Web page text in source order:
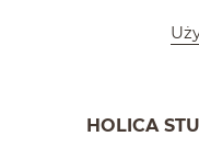
Szybkie
HOLICA